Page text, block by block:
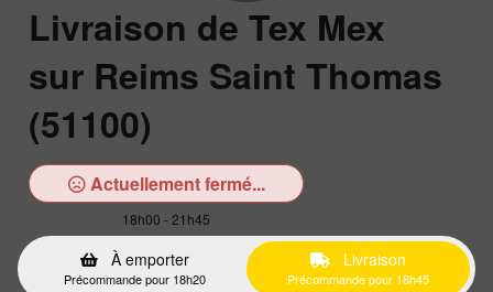
Livraison de Tex Mex
sur Reims Saint Thomas
(51100)
Actuellement fermé...
18h00 - 21h45
À emporter
Précommande pour 18h20
Livraison
Précommande pour 18h45